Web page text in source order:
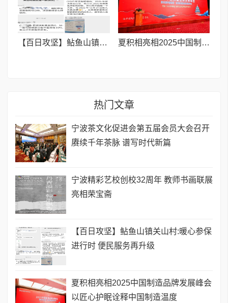
【百日攻坚】鲇鱼山镇关山村:暖心参保进行时 便民服务再升级 夏积相亮相2025中国制造品牌发展峰会 以匠心护眠诠释中国制造温度
热门文章
宁波茶文化促进会第五届会员大会召开
赓续千年茶脉 谱写时代新篇
宁波精彩艺校创校32周年 教师书画联展
亮相荣宝斋
【百日攻坚】鲇鱼山镇关山村:暖心参保
进行时 便民服务再升级
夏积相亮相2025中国制造品牌发展峰会
以匠心护眠诠释中国制造温度